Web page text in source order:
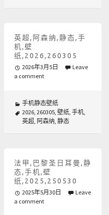
英超,阿森纳,静态,手
机,壁
纸,2026,260305
2026年3月5日
Leave
a comment
手机静态壁纸
2026, 260305, 壁纸, 手机,
英超, 阿森纳, 静态
法甲,巴黎圣日耳曼,静
态,手机,壁
纸,2025,250530
2025年5月30日
Leave
a comment